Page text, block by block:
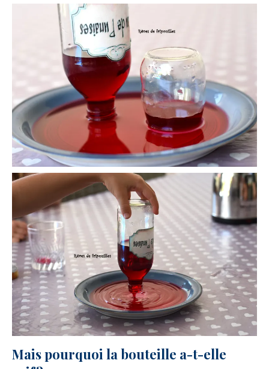
Mais pourquoi la bouteille a-t-elle